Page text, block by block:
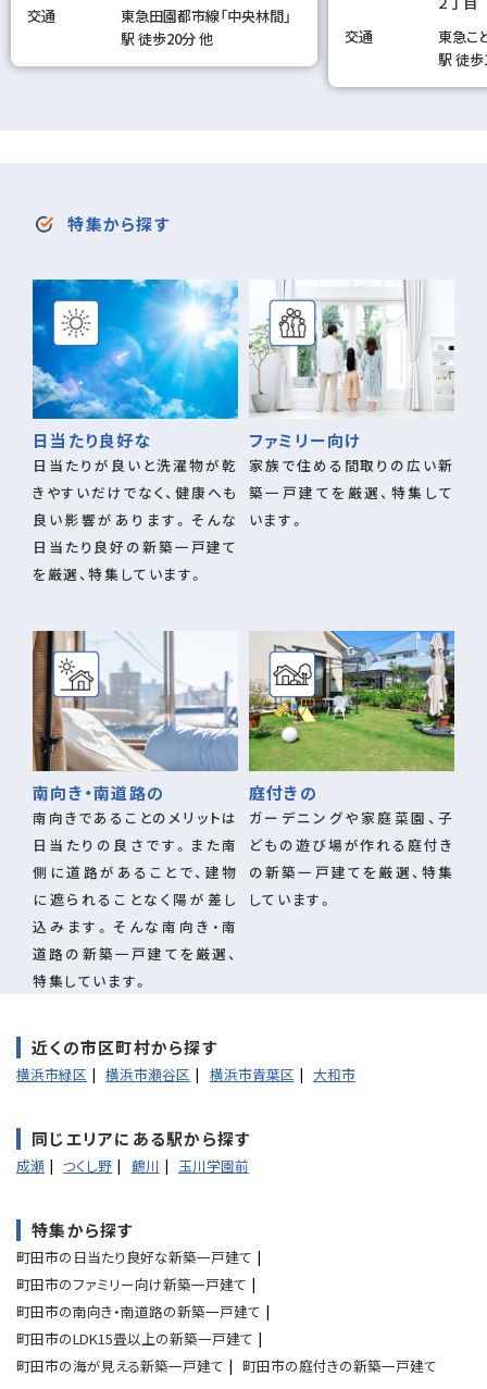
交通
東急田園都市線「中央林間」
駅 徒歩20分 他
交通
東急こ
駅 徒
特集から探す
日当たり良好な
日当たりが良いと洗濯物が乾
きやすいだけでなく、健康へも
良い影響があります。そんな
日当たり良好の新築一戸建て
を厳選、特集しています。
ファミリー向け
家族で住める間取りの広い新
築一戸建てを厳選、特集して
います。
南向き・南道路の
南向きであることのメリットは
日当たりの良さです。また南
側に道路があることで、建物
に遮られることなく陽が差し
込みます。そんな南向き・南
道路の新築一戸建てを厳選、
特集しています。
庭付きの
ガーデニングや家庭菜園、子
どもの遊び場が作れる庭付き
の新築一戸建てを厳選、特集
しています。
近くの市区町村から探す
横浜市緑区 横浜市瀬谷区 横浜市青葉区 大和市
同じエリアにある駅から探す
成瀬 つくし野 鶴川 玉川学園前
特集から探す
町田市の日当たり良好な新築一戸建て
町田市のファミリー向け新築一戸建て
町田市の南向き・南道路の新築一戸建て
町田市のLDK15畳以上の新築一戸建て
町田市の海が見える新築一戸建て
町田市の庭付きの新築一戸建て